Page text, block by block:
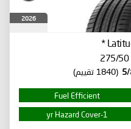
2026
*
275/50
(1840 تقييم)
Fuel Efficient
1-yr Hazard Cover